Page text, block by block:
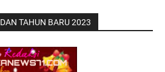
TAHUN BARU 2023